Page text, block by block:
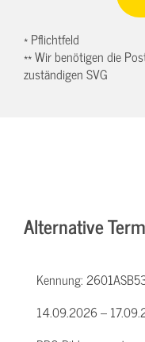
* Pflichtfeld
** Wir benötigen die
zuständigen SVG
Alternative
Kennung:
14.09.2026 –